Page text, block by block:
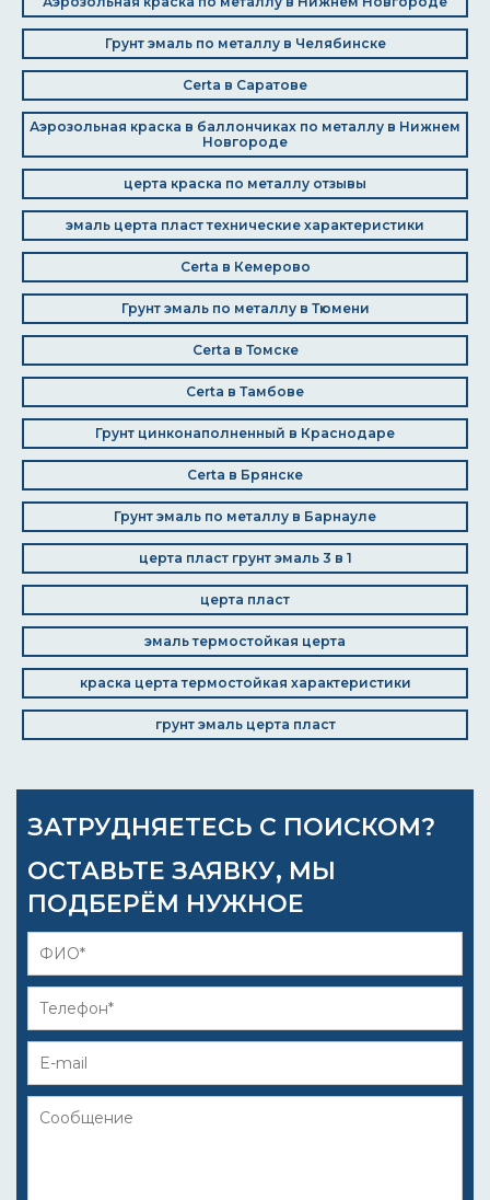
Грунт эмаль по металлу в Челябинске
Certa в Саратове
Аэрозольная краска в баллончиках по металлу в Нижнем
Новгороде
церта краска по металлу отзывы
эмаль церта пласт технические характеристики
Certa в Кемерово
Грунт эмаль по металлу в Тюмени
Certa в Томске
Certa в Тамбове
Грунт цинконаполненный в Краснодаре
Certa в Брянске
Грунт эмаль по металлу в Барнауле
церта пласт грунт эмаль 3 в 1
церта пласт
эмаль термостойкая церта
краска церта термостойкая характеристики
грунт эмаль церта пласт
ЗАТРУДНЯЕТЕСЬ С ПОИСКОМ?
ОСТАВЬТЕ ЗАЯВКУ, МЫ
ПОДБЕРЁМ НУЖНОЕ